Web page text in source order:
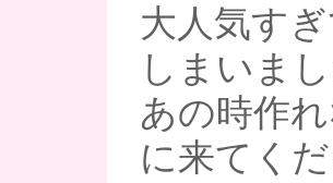
大人気す
しまいま
あの時作
に来てく